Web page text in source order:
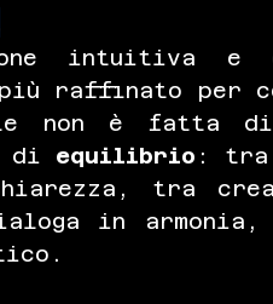
intuitiva e
raffinato per
non è fatta
di equilibrio : tra
tra
in